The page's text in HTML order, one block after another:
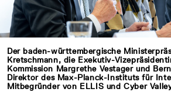
Der baden-württembergische
Kretschmann, die Exekutiv-
Kommission Margrethe Vestager und
Direktor des Max-Planck-Instituts für
Mitbegründer von ELLIS und Cyber